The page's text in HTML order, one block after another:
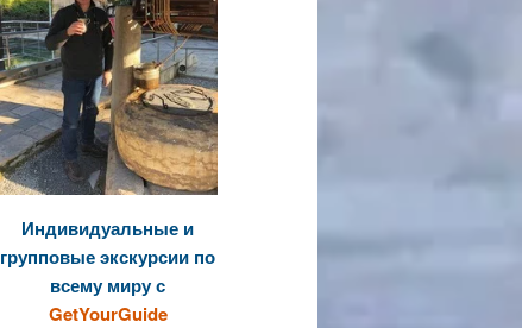
Индивидуальные и
групповые экскурсии по
всему миру с
GetYourGuide